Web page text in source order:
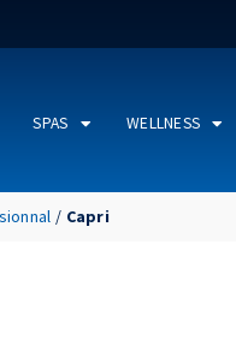
SPAS WELLNESS
/ Capri